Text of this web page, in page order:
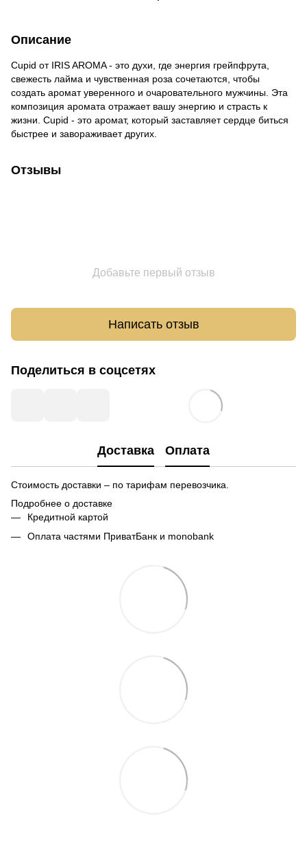
Описание
Cupid от IRIS AROMA - это духи, где энергия грейпфрута,
свежесть лайма и чувственная роза сочетаются, чтобы
создать аромат уверенного и очаровательного мужчины. Эта
композиция аромата отражает вашу энергию и страсть к
жизни. Cupid - это аромат, который заставляет сердце биться
быстрее и завораживает других.
Отзывы
Добавьте первый отзыв
Написать отзыв
Поделиться в соцсетях
Доставка Оплата
Стоимость доставки – по тарифам перевозчика.
Подробнее о доставке
Кредитной картой
Оплата частями ПриватБанк и monobank